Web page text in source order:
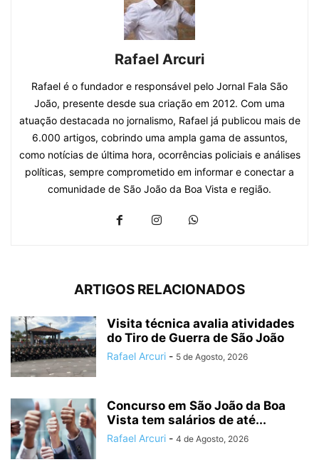
Rafael Arcuri
Rafael é o fundador e responsável pelo Jornal Fala São
João, presente desde sua criação em 2012. Com uma
atuação destacada no jornalismo, Rafael já publicou mais de
6.000 artigos, cobrindo uma ampla gama de assuntos,
como notícias de última hora, ocorrências policiais e análises
políticas, sempre comprometido em informar e conectar a
comunidade de São João da Boa Vista e região.
ARTIGOS RELACIONADOS
Visita técnica avalia atividades
do Tiro de Guerra de São João
Rafael Arcuri - 5 de Agosto, 2026
Concurso em São João da Boa
Vista tem salários de até...
Rafael Arcuri - 4 de Agosto, 2026